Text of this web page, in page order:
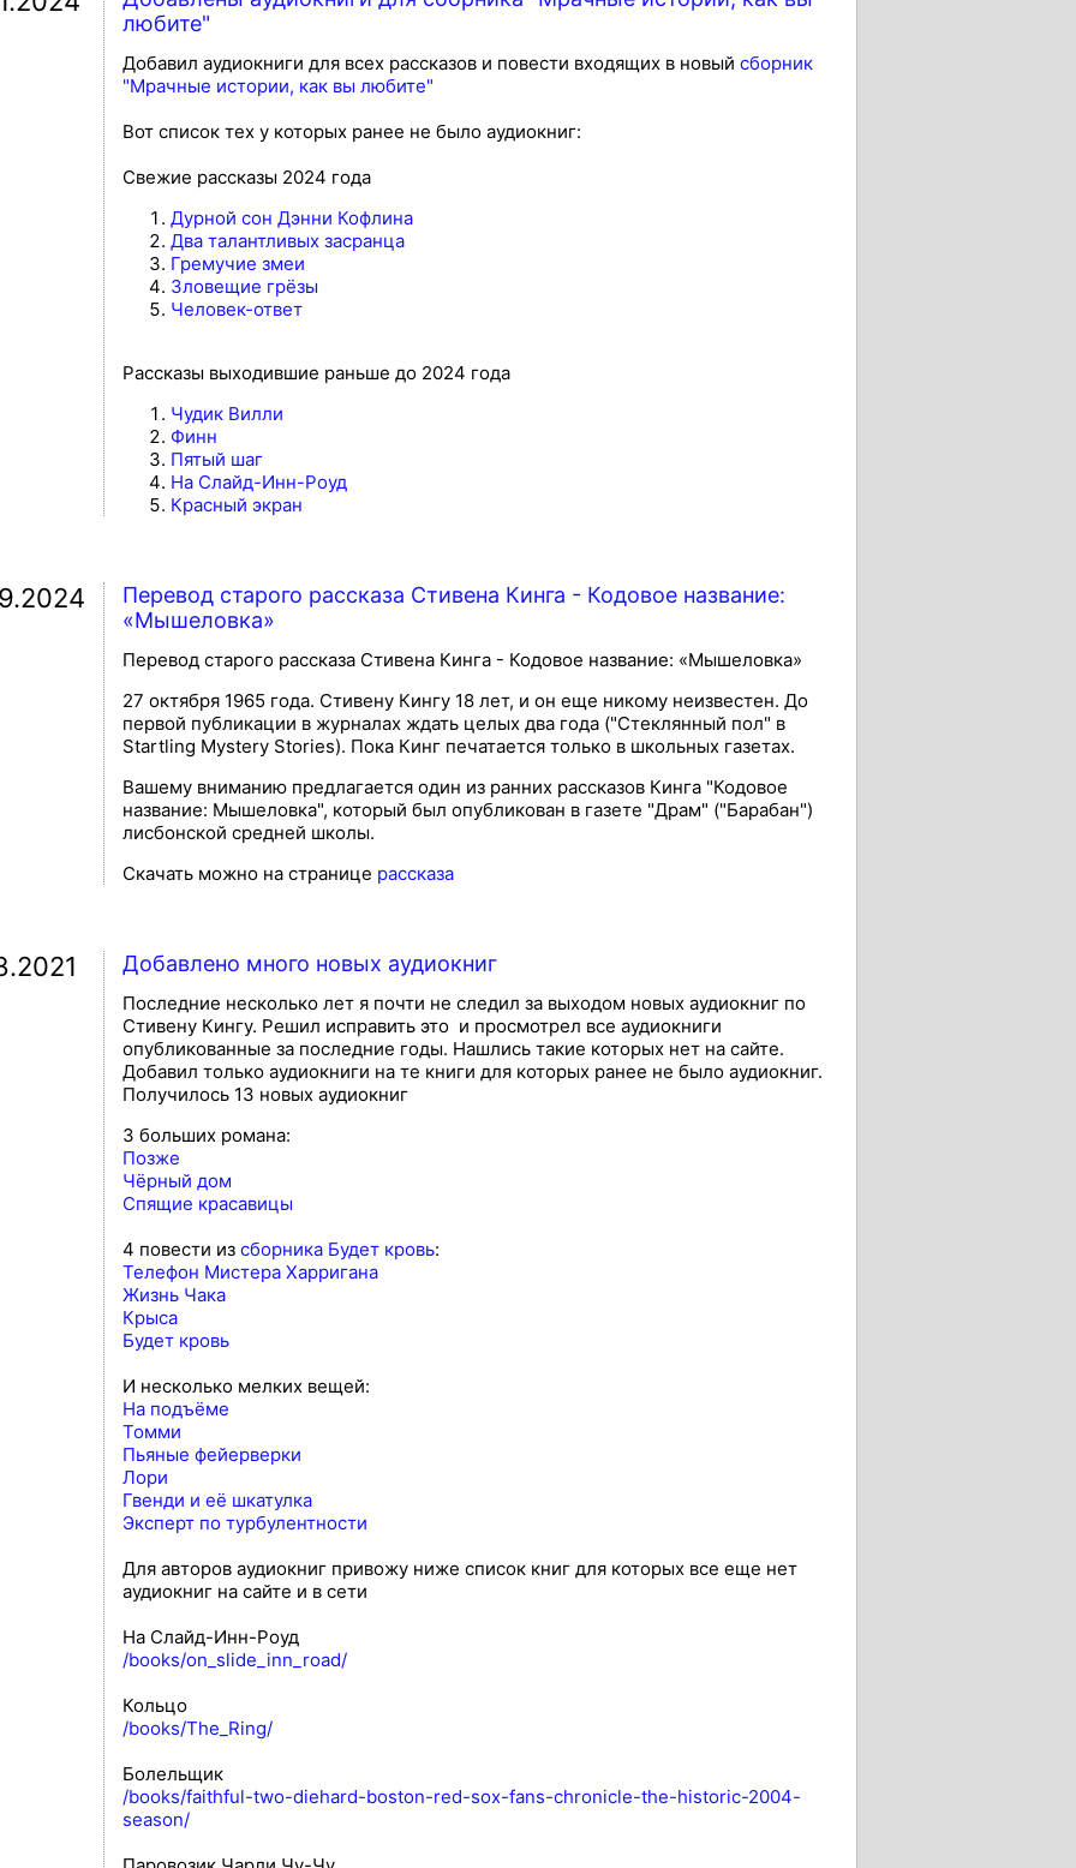
любите"
Добавил аудиокниги для всех рассказов и повести входящих в новый сборник
"Мрачные истории, как вы любите"
Вот список тех у которых ранее не было аудиокниг:
Свежие рассказы 2024 года
Дурной сон Дэнни Кофлина
Два талантливых засранца
Гремучие змеи
Зловещие грёзы
Человек-ответ
Рассказы выходившие раньше до 2024 года
Чудик Вилли
Финн
Пятый шаг
На Слайд-Инн-Роуд
Красный экран
Перевод старого рассказа Стивена Кинга - Кодовое название:
«Мышеловка»
Перевод старого рассказа Стивена Кинга - Кодовое название: «Мышеловка»
27 октября 1965 года. Стивену Кингу 18 лет, и он еще никому неизвестен. До
первой публикации в журналах ждать целых два года ("Стеклянный пол" в
Startling Mystery Stories). Пока Кинг печатается только в школьных газетах.
Вашему вниманию предлагается один из ранних рассказов Кинга "Кодовое
название: Мышеловка", который был опубликован в газете "Драм" ("Барабан")
лисбонской средней школы.
Скачать можно на странице рассказа
Добавлено много новых аудиокниг
Последние несколько лет я почти не следил за выходом новых аудиокниг по
Стивену Кингу. Решил исправить это и просмотрел все аудиокниги
опубликованные за последние годы. Нашлись такие которых нет на сайте.
Добавил только аудиокниги на те книги для которых ранее не было аудиокниг.
Получилось 13 новых аудиокниг
3 больших романа:
Позже
Чёрный дом
Спящие красавицы
4 повести из сборника Будет кровь:
Телефон Мистера Харригана
Жизнь Чака
Крыса
Будет кровь
И несколько мелких вещей:
На подъёме
Томми
Пьяные фейерверки
Лори
Гвенди и её шкатулка
Эксперт по турбулентности
Для авторов аудиокниг привожу ниже список книг для которых все еще нет
аудиокниг на сайте и в сети
На Слайд-Инн-Роуд
/books/on_slide_inn_road/
Кольцо
/books/The_Ring/
Болельщик
/books/faithful-two-diehard-boston-red-sox-fans-chronicle-the-historic-2004-
season/